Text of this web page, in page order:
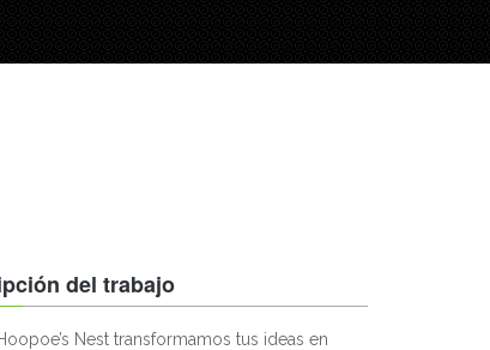
del trabajo
Nest transformamos tus ideas en